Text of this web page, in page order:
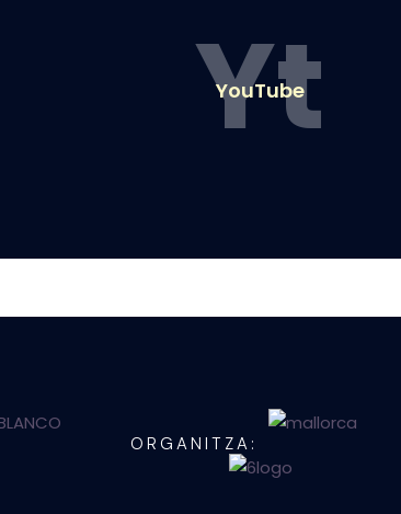
Yt
YouTube
ORGANITZA: